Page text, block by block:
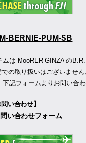
M-BERNIE-PUM-SB
ムは MooRER GINZA の
での取り扱いはございませ
下記フォームよりお問い合わ
い合わせ】
い合わせフォーム